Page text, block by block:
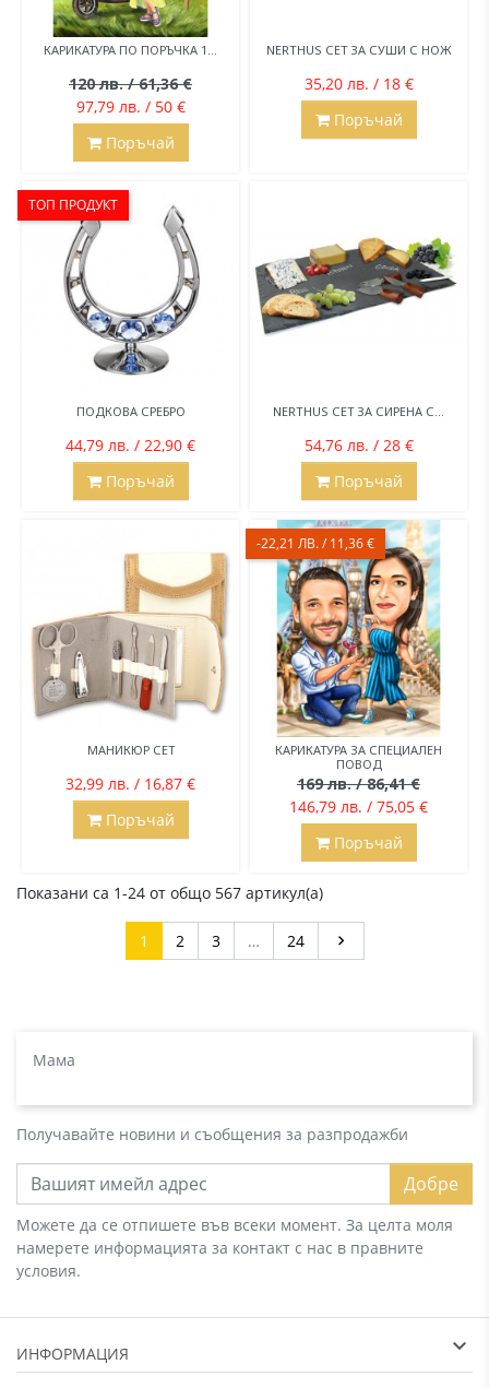
КАРИКАТУРА ПО ПОРЪЧКА 1...
120 лв. / 61,36 €
97,79 лв. / 50 €
Поръчай
NERTHUS СЕТ ЗА СУШИ С НОЖ
35,20 лв. / 18 €
Поръчай
ПОДКОВА СРЕБРО
44,79 лв. / 22,90 €
ТОП ПРОДУКТ
Поръчай
NERTHUS СЕТ ЗА СИРЕНА С...
54,76 лв. / 28 €
Поръчай
МАНИКЮР СЕТ
32,99 лв. / 16,87 €
Поръчай
КАРИКАТУРА ЗА СПЕЦИАЛЕН
ПОВОД
169 лв. / 86,41 €
146,79 лв. / 75,05 €
-22,21 ЛВ. / 11,36 €
Поръчай
Показани са 1-24 от общо 567 артикул(а)
1 2 3 … 24 Напред

Мама
Получавайте новини и съобщения за разпродажби
Добре
Можете да се отпишете във всеки момент. За целта моля
намерете информацията за контакт с нас в правните
условия.
ИНФОРМАЦИЯ